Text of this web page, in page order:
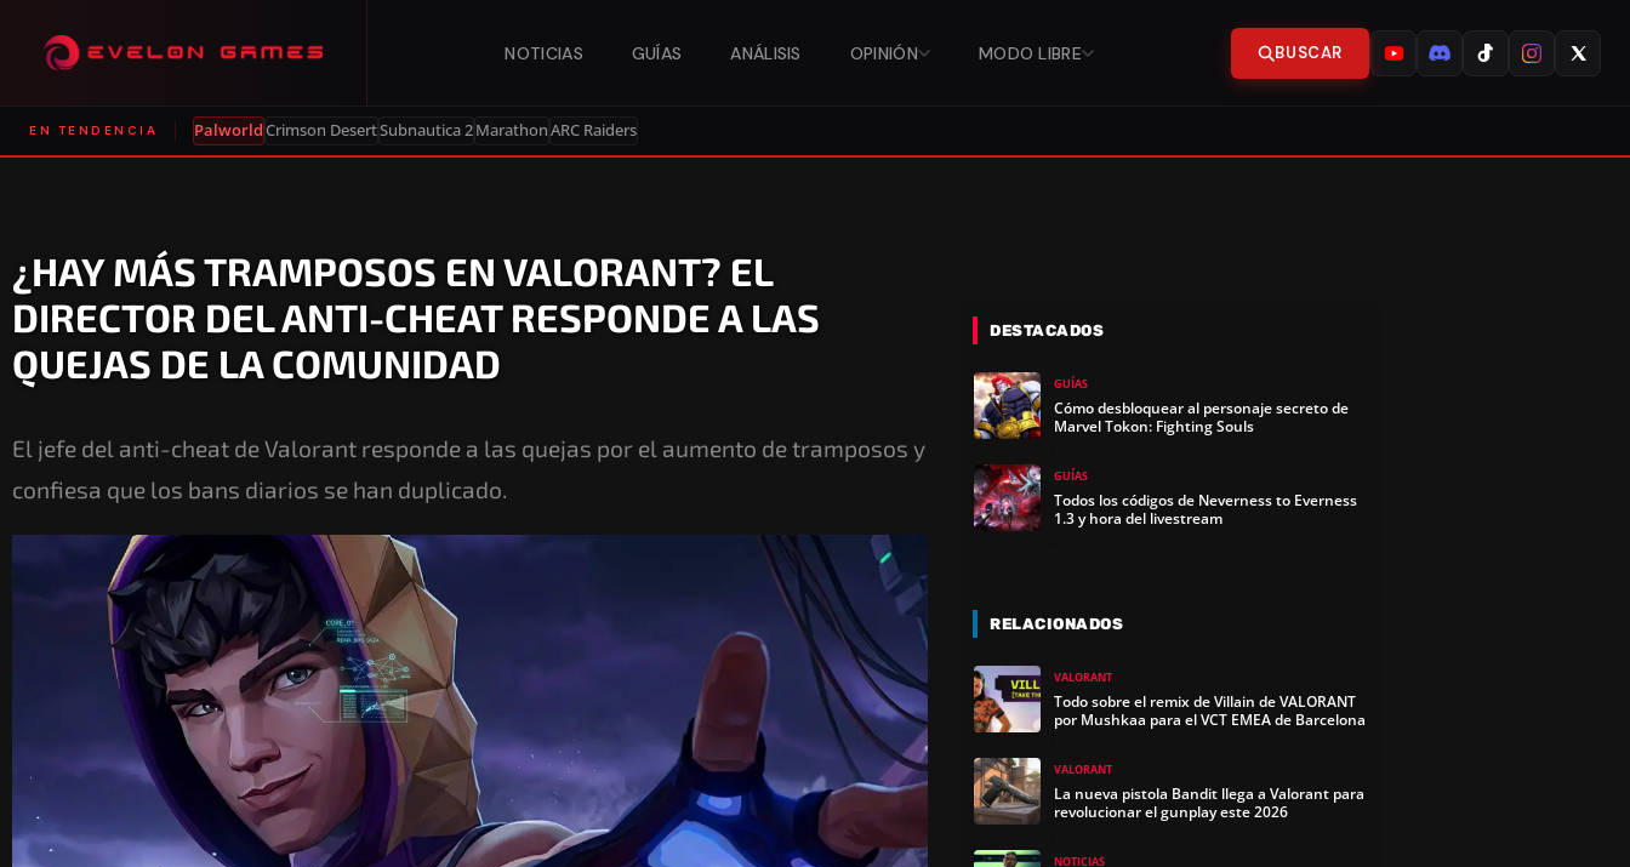
NOTICIAS GUÍAS ANÁLISIS OPINIÓN MODO LIBRE BUSCAR
EN TENDENCIA PalworldCrimson DesertSubnautica 2MarathonARC Raiders
¿HAY MÁS TRAMPOSOS EN VALORANT? EL
DIRECTOR DEL ANTI-CHEAT RESPONDE A LAS
QUEJAS DE LA COMUNIDAD
El jefe del anti-cheat de Valorant responde a las quejas por el aumento de tramposos y
confiesa que los bans diarios se han duplicado.
DESTACADOS
GUÍAS
Cómo desbloquear al personaje secreto de
Marvel Tokon: Fighting Souls
GUÍAS
Todos los códigos de Neverness to Everness
1.3 y hora del livestream
RELACIONADOS
VALORANT
Todo sobre el remix de Villain de VALORANT
por Mushkaa para el VCT EMEA de Barcelona
VALORANT
La nueva pistola Bandit llega a Valorant para
revolucionar el gunplay este 2026
NOTICIAS